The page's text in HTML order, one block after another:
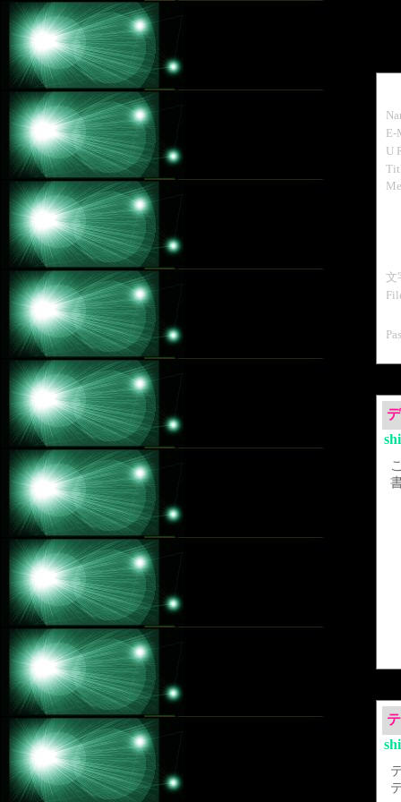
E-
U
文